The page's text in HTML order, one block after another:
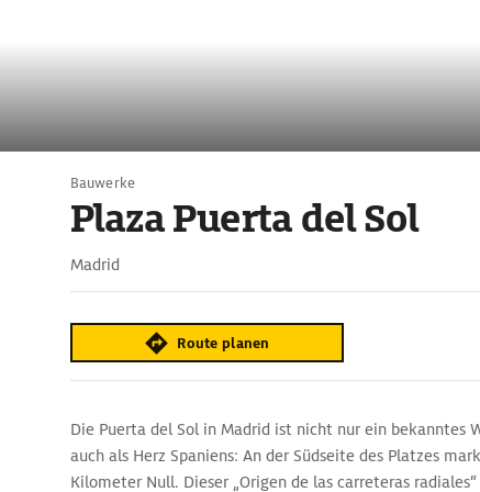
Bauwerke
Plaza Puerta del Sol
Madrid
Route planen
Die Puerta del Sol in Madrid ist nicht nur ein bekanntes
auch als Herz Spaniens: An der Südseite des Platzes
Kilometer Null. Dieser „Origen de las carreteras